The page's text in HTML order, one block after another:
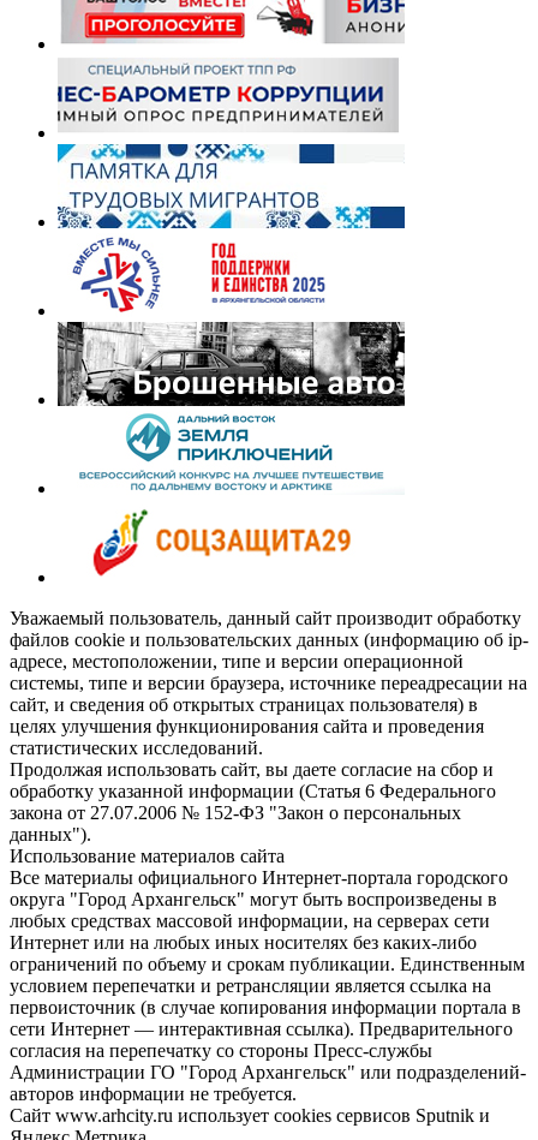
Уважаемый пользователь, данный сайт производит обработку
файлов cookie и пользовательских данных (информацию об ip-
адресе, местоположении, типе и версии операционной
системы, типе и версии браузера, источнике переадресации на
сайт, и сведения об открытых страницах пользователя) в
целях улучшения функционирования сайта и проведения
статистических исследований.
Продолжая использовать сайт, вы даете согласие на сбор и
обработку указанной информации (Статья 6 Федерального
закона от 27.07.2006 № 152-ФЗ "Закон о персональных
данных").
Использование материалов сайта
Все материалы официального Интернет-портала городского
округа "Город Архангельск" могут быть воспроизведены в
любых средствах массовой информации, на серверах сети
Интернет или на любых иных носителях без каких-либо
ограничений по объему и срокам публикации. Единственным
условием перепечатки и ретрансляции является ссылка на
первоисточник (в случае копирования информации портала в
сети Интернет — интерактивная ссылка). Предварительного
согласия на перепечатку со стороны Пресс-службы
Администрации ГО "Город Архангельск" или подразделений-
авторов информации не требуется.
Сайт www.arhcity.ru использует cookies сервисов Sputnik и